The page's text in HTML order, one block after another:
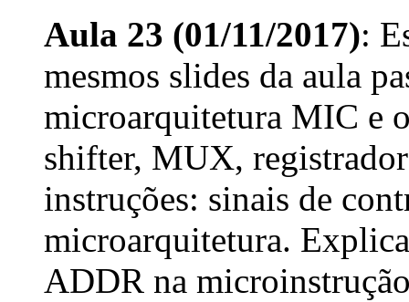
Aula 23 (01/11/2017):
mesmos slides da aula
microarquitetura MIC e
shifter, MUX,
instruções: sinais de
microarquitetura.
ADDR na